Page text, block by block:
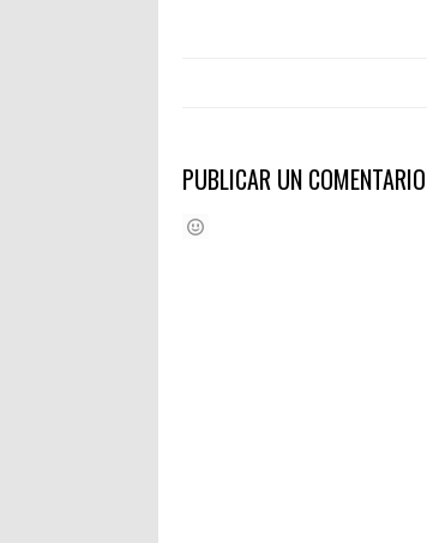
PUBLICAR UN COMENTARIO